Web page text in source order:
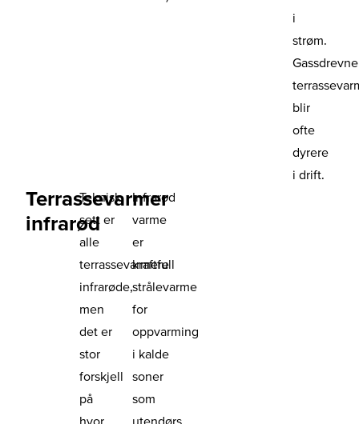
i
strøm.
Gassdrevne
blir
ofte
dyrere
i drift.
Terrassevarmer
infrarød
Teknisk
sett er
alle
terrassevarmere
infrarøde,
men
det er
stor
forskjell
på
hvor
Infrarød
varme
er
kraftfull
strålevarme
for
oppvarming
i kalde
soner
som
utendørs